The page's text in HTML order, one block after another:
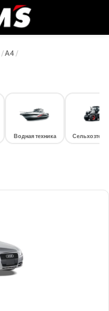
/A4 /
Водная техника